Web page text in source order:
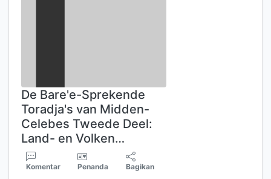
De Bare'e-Sprekende
Toradja's van Midden-
Celebes Tweede Deel:
Land- en Volken…
Komentar Penanda Bagikan